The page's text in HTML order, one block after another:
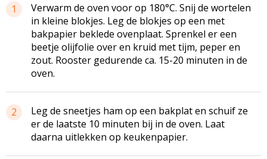
1
Verwarm de oven voor op 180°C. Snij de wortelen
in kleine blokjes. Leg de blokjes op een met
bakpapier beklede ovenplaat. Sprenkel er een
beetje olijfolie over en kruid met tijm, peper en
zout. Rooster gedurende ca. 15-20 minuten in de
oven.
2
Leg de sneetjes ham op een bakplat en schuif ze
er de laatste 10 minuten bij in de oven. Laat
daarna uitlekken op keukenpapier.